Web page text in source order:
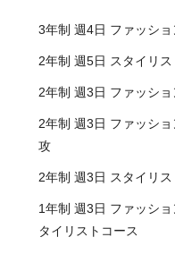
3年制 週4日 ファッショ
2年制 週5日 スタイリ
2年制 週3日 ファッシ
2年制 週3日 ファッシ
攻
2年制 週3日 スタイリ
1年制 週3日 ファッシ
タイリストコース